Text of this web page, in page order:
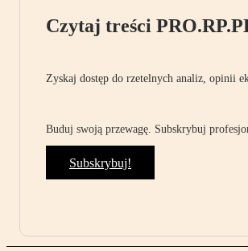
Czytaj treści
Zyskaj dostęp do rzetelnych analiz, opinii
Buduj swoją przewagę. Subskrybuj
Subskrybuj!